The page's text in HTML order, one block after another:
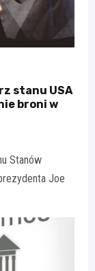
stanu USA
broni w
Stanów
Joe